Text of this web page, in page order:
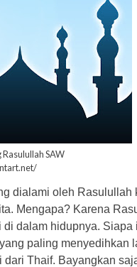
SAW
dialami oleh Rasulullah
Mengapa? Karena
dalam hidupnya. Siapa
paling menyedihkan
Thaif. Bayangkan